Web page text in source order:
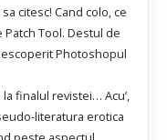
citesc! Cand colo, ce
Tool. Destul de
Photoshopul
finalul revistei… Acu’,
literatura erotica